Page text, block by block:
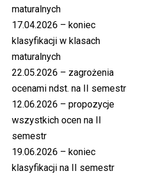
maturalnych
17.04.2026 – koniec
klasyfikacji w klasach
maturalnych
22.05.2026 – zagrożenia
ocenami ndst. na II semestr
12.06.2026 – propozycje
wszystkich ocen na II
semestr
19.06.2026 – koniec
klasyfikacji na II semestr